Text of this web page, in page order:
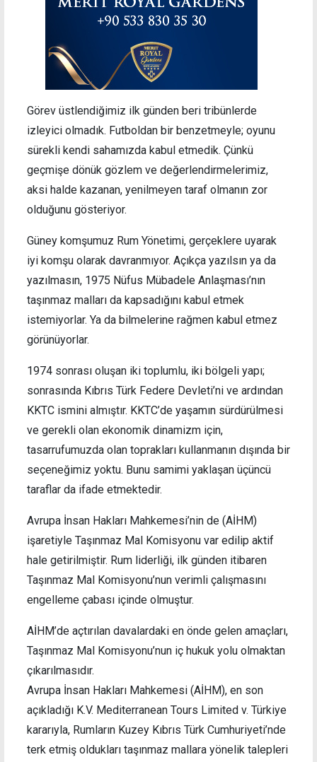
Görev üstlendiğimiz ilk günden beri tribünlerde
izleyici olmadık. Futboldan bir benzetmeyle; oyunu
sürekli kendi sahamızda kabul etmedik. Çünkü
geçmişe dönük gözlem ve değerlendirmelerimiz,
aksi halde kazanan, yenilmeyen taraf olmanın zor
olduğunu gösteriyor.
Güney komşumuz Rum Yönetimi, gerçeklere uyarak
iyi komşu olarak davranmıyor. Açıkça yazılsın ya da
yazılmasın, 1975 Nüfus Mübadele Anlaşması’nın
taşınmaz malları da kapsadığını kabul etmek
istemiyorlar. Ya da bilmelerine rağmen kabul etmez
görünüyorlar.
1974 sonrası oluşan iki toplumlu, iki bölgeli yapı;
sonrasında Kıbrıs Türk Federe Devleti’ni ve ardından
KKTC ismini almıştır. KKTC’de yaşamın sürdürülmesi
ve gerekli olan ekonomik dinamizm için,
tasarrufumuzda olan toprakları kullanmanın dışında bir
seçeneğimiz yoktu. Bunu samimi yaklaşan üçüncü
taraflar da ifade etmektedir.
Avrupa İnsan Hakları Mahkemesi’nin de (AİHM)
işaretiyle Taşınmaz Mal Komisyonu var edilip aktif
hale getirilmiştir. Rum liderliği, ilk günden itibaren
Taşınmaz Mal Komisyonu’nun verimli çalışmasını
engelleme çabası içinde olmuştur.
AİHM’de açtırılan davalardaki en önde gelen amaçları,
Taşınmaz Mal Komisyonu’nun iç hukuk yolu olmaktan
çıkarılmasıdır.
Avrupa İnsan Hakları Mahkemesi (AİHM), en son
açıkladığı K.V. Mediterranean Tours Limited v. Türkiye
kararıyla, Rumların Kuzey Kıbrıs Türk Cumhuriyeti’nde
terk etmiş oldukları taşınmaz mallara yönelik talepleri